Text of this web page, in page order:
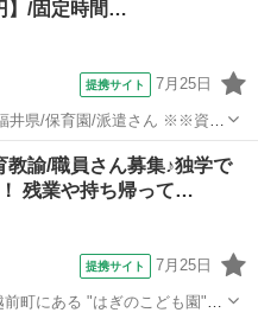
】/固定時間…
提携サイト 7月25日
井県/保育園/派遣さん ※※資格
を募集しています♪ 複数担任
《園について》 ■在園
教諭/職員さん募集♪独学で
残業や持ち帰って…
提携サイト 7月25日
町にある "はぎのこども園"さ